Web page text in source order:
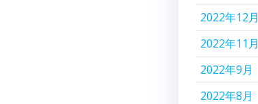
2022年12月
2022年11月
2022年9月
2022年8月